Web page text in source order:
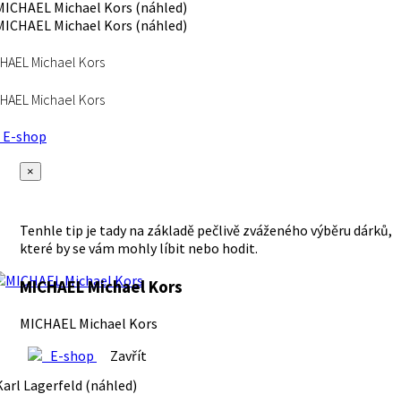
Michael Kors
Michael Kors
shop
×
Tenhle tip je tady na základě pečlivě zváženého výběru dárků,
které by se vám mohly líbit nebo hodit.
MICHAEL Michael Kors
MICHAEL Michael Kors
E-shop
Zavřít